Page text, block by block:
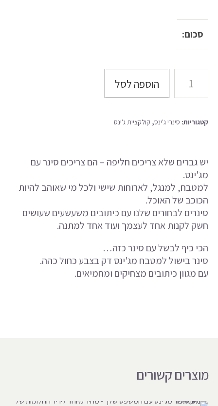
סכום:
הוספה לסל
קטגוריות: סינרי ג'ינס, קולקציית ג'ינס
יש גברים שלא צריכים חליפה – הם צריכים סינר עם
מג'ינס.
למטבח, למנגל, לארוחות שישי ולכל מי שאוהב להיות
הכוכב של האוכל.
סינרים לבחורים שלנו עם כיתובים משעשעים שעושים
חשק לקנות אחד לעצמך ועוד אחד למתנה.
הכי כיף לבשל עם סינר כזה…
סינר בישול למטבח מג'ינס דק בצבע כחול כהה.
עם מגוון כיתובים מצחיקים ומחמיאים.
מוצרים קשורים